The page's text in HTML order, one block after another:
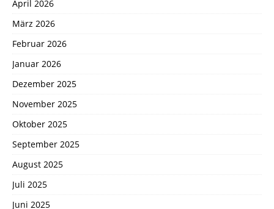
April 2026
März 2026
Februar 2026
Januar 2026
Dezember 2025
November 2025
Oktober 2025
September 2025
August 2025
Juli 2025
Juni 2025